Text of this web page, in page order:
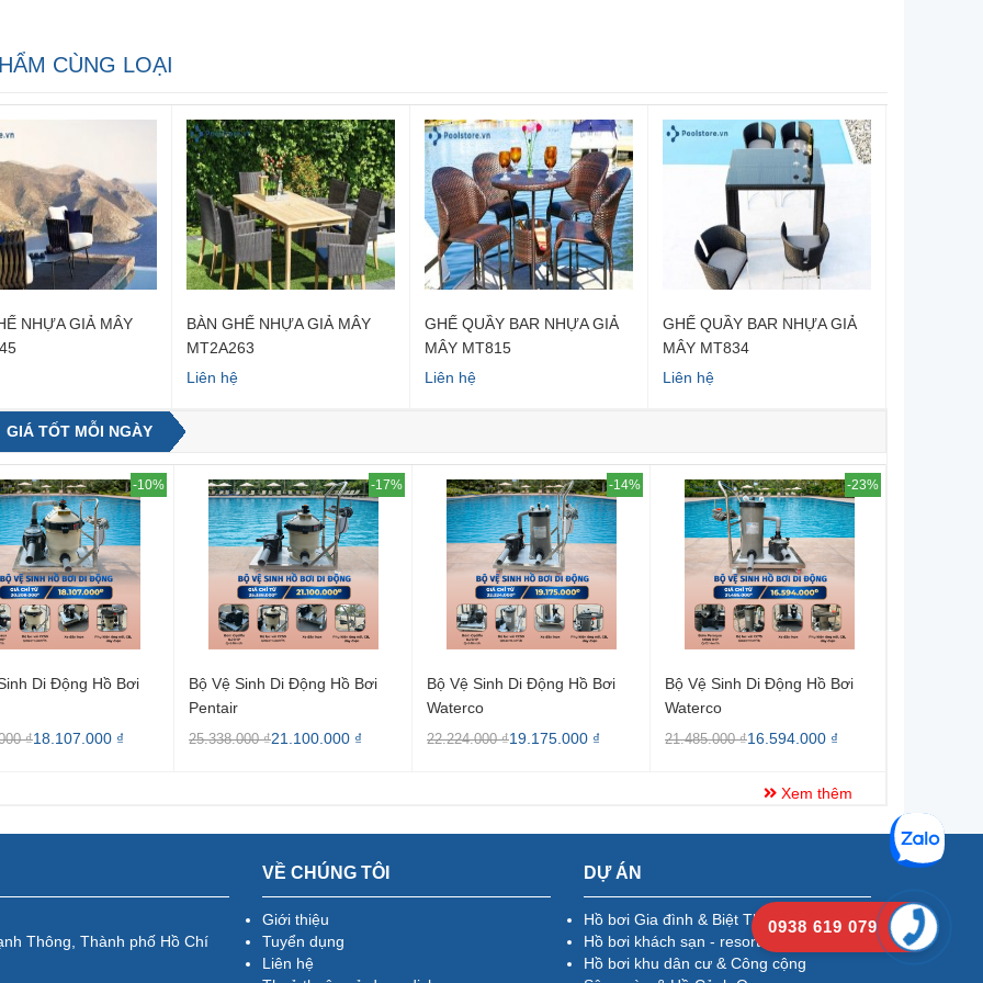
CÙNG LOẠI
NHỰA GIẢ MÂY
BÀN GHẾ NHỰA GIẢ MÂY
MT2A263
Liên hệ
GHẾ QUẦY BAR NHỰA GIẢ
MÂY MT815
Liên hệ
GHẾ QUẦY BAR NHỰA GIẢ
MÂY MT834
Liên hệ
GIÁ TỐT MỖI NGÀY
-10%
Di Động Hồ Bơi
₫18.107.000 ₫
-17%
Bộ Vệ Sinh Di Động Hồ Bơi
Pentair
25.338.000 ₫21.100.000 ₫
-14%
Bộ Vệ Sinh Di Động Hồ Bơi
Waterco
22.224.000 ₫19.175.000 ₫
-23%
Bộ Vệ Sinh Di Động Hồ Bơi
Waterco
21.485.000 ₫16.594.000 ₫
Xem thêm
Thông, Thành phố Hồ Chí
VỀ CHÚNG TÔI
Giới thiệu
Tuyển dụng
Liên hệ
DỰ ÁN
Hồ bơi Gia đình & Biệt Thự
Hồ bơi khách sạn - resort
Hồ bơi khu dân cư & Công cộng
0938 619 079